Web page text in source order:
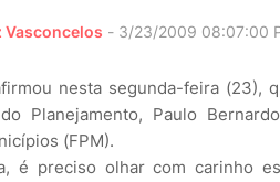
Vasconcelos - 3/23/2009 08:07:00
nesta segunda-feira (23),
Planejamento, Paulo
(FPM).
é preciso olhar com carinho